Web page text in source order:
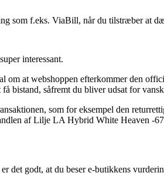
som f.eks. ViaBill, når du tilstræber at
interessant.
om at webshoppen efterkommer den
bistand, såfremt du bliver udsat for
som for eksempel den
af Lilje LA Hybrid White Heaven
det godt, at du beser e-butikkens